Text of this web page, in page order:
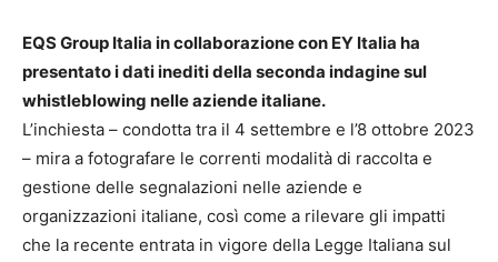
EQS Group Italia in collaborazione con EY Italia ha
presentato i dati inediti della seconda indagine sul
whistleblowing nelle aziende italiane.
L’inchiesta – condotta tra il 4 settembre e l’8 ottobre 2023
– mira a fotografare le correnti modalità di raccolta e
gestione delle segnalazioni nelle aziende e
organizzazioni italiane, così come a rilevare gli impatti
che la recente entrata in vigore della Legge Italiana sul